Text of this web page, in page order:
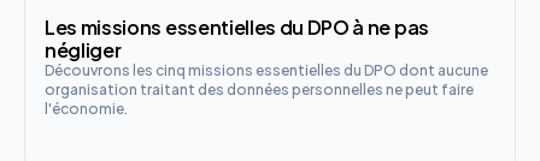
Les missions essentielles du DPO à ne pas
négliger
Découvrons les cinq missions essentielles du DPO dont aucune
organisation traitant des données personnelles ne peut faire
l'économie.